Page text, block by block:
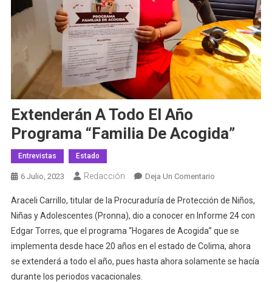
Extenderán A Todo El Año
Programa “Familia De Acogida”
Entrevistas Estado
6 Julio, 2023 Redacción Deja Un ComentarioEn
A
Todo
El
Año
Programa
Araceli Carrillo, titular de la Procuraduría de Protección de Niños,
Niñas y Adolescentes (Pronna), dio a conocer en Informe 24 con
Edgar Torres, que el programa “Hogares de Acogida” que se
implementa desde hace 20 años en el estado de Colima, ahora
se extenderá a todo el año, pues hasta ahora solamente se hacía
durante los periodos vacacionales.